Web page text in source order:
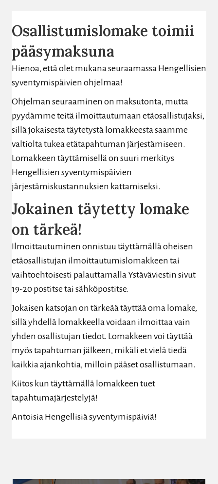
Osallistumislomake toimii
pääsymaksuna
Hienoa, että olet mukana seuraamassa Hengellisien
syventymispäivien ohjelmaa!
Ohjelman seuraaminen on maksutonta, mutta
pyydämme teitä ilmoittautumaan etäosallistujaksi,
sillä jokaisesta täytetystä lomakkeesta saamme
valtiolta tukea etätapahtuman järjestämiseen.
Lomakkeen täyttämisellä on suuri merkitys
Hengellisien syventymispäivien
järjestämiskustannuksien kattamiseksi.
Jokainen täytetty lomake
on tärkeä!
Ilmoittautuminen onnistuu täyttämällä oheisen
etäosallistujan ilmoittautumislomakkeen tai
vaihtoehtoisesti palauttamalla Ystäväviestin sivut
19-20 postitse tai sähköpostitse.
Jokaisen katsojan on tärkeää täyttää oma lomake,
sillä yhdellä lomakkeella voidaan ilmoittaa vain
yhden osallistujan tiedot. Lomakkeen voi täyttää
myös tapahtuman jälkeen, mikäli et vielä tiedä
kaikkia ajankohtia, milloin pääset osallistumaan.
Kiitos kun täyttämällä lomakkeen tuet
tapahtumajärjestelyjä!
Antoisia Hengellisiä syventymispäiviä!